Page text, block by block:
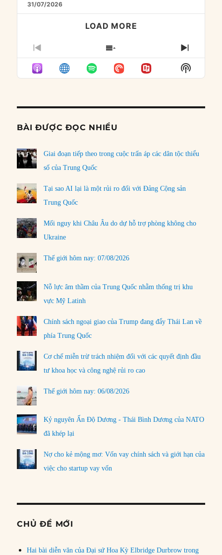
31/07/2026
LOAD MORE
PREVIOUS
EPISODE
SHOW
EPISODES
LIST
NEXT
Show
Podcast
BÀI ĐƯỢC ĐỌC NHIỀU
Giai đoạn tiếp theo trong cuộc trấn áp các dân tộc thiểu
số của Trung Quốc
Tại sao AI lại là một rủi ro đối với Đảng Cộng sản
Trung Quốc
Mối nguy khi Châu Âu do dự hỗ trợ phòng không cho
Ukraine
Thế giới hôm nay: 07/08/2026
Nỗ lực âm thầm của Trung Quốc nhằm thống trị khu
vực Mỹ Latinh
Chính sách ngoại giao của Trump đang đẩy Thái Lan về
phía Trung Quốc
Cơ chế miễn trừ trách nhiệm đối với các quyết định đầu
tư khoa học và công nghệ rủi ro cao
Thế giới hôm nay: 06/08/2026
Kỷ nguyên Ấn Độ Dương - Thái Bình Dương của NATO
đã khép lại
Nợ cho kẻ mộng mơ: Vốn vay chính sách và giới hạn của
việc cho startup vay vốn
CHỦ ĐỀ MỚI
Hai bài diễn văn của Đại sứ Hoa Kỳ Elbridge Durbrow trong